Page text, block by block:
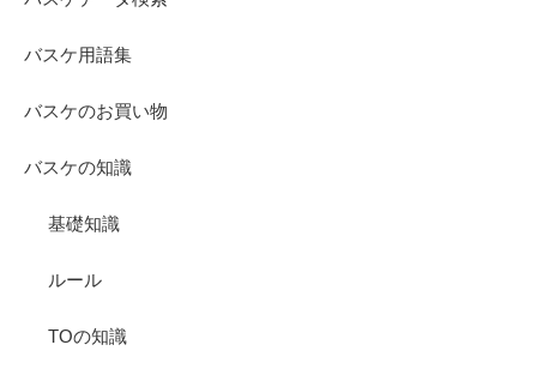
バスケ用語集
バスケのお買い物
バスケの知識
基礎知識
ルール
TOの知識